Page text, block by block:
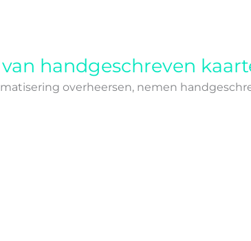
handgeschreven
overheersen, nemen